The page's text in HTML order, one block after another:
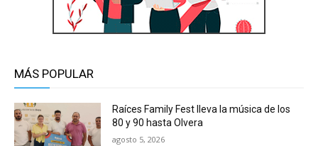
MÁS POPULAR
Raíces Family Fest lleva la música de los
80 y 90 hasta Olvera
agosto 5, 2026